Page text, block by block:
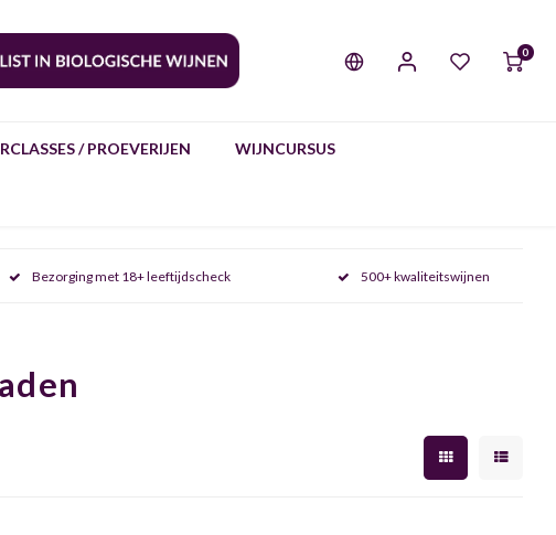
0
/ PROEVERIJEN WIJNCURSUS
Bezorging met 18+ leeftijdscheck 500+ kwaliteitswijnen